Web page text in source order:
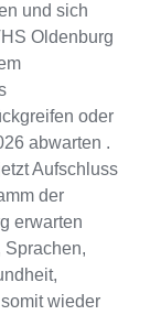
und sich
Oldenburg
oder
abwarten .
Aufschluss
der
erwarten
Sprachen,
wieder